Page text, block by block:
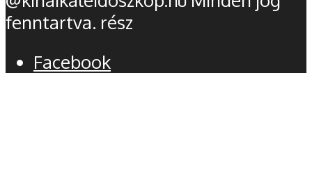
fenntartva. rész
Facebook